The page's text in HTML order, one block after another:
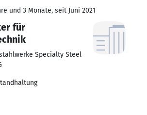
und 3 Monate, seit Juni 2021
für
Specialty Steel